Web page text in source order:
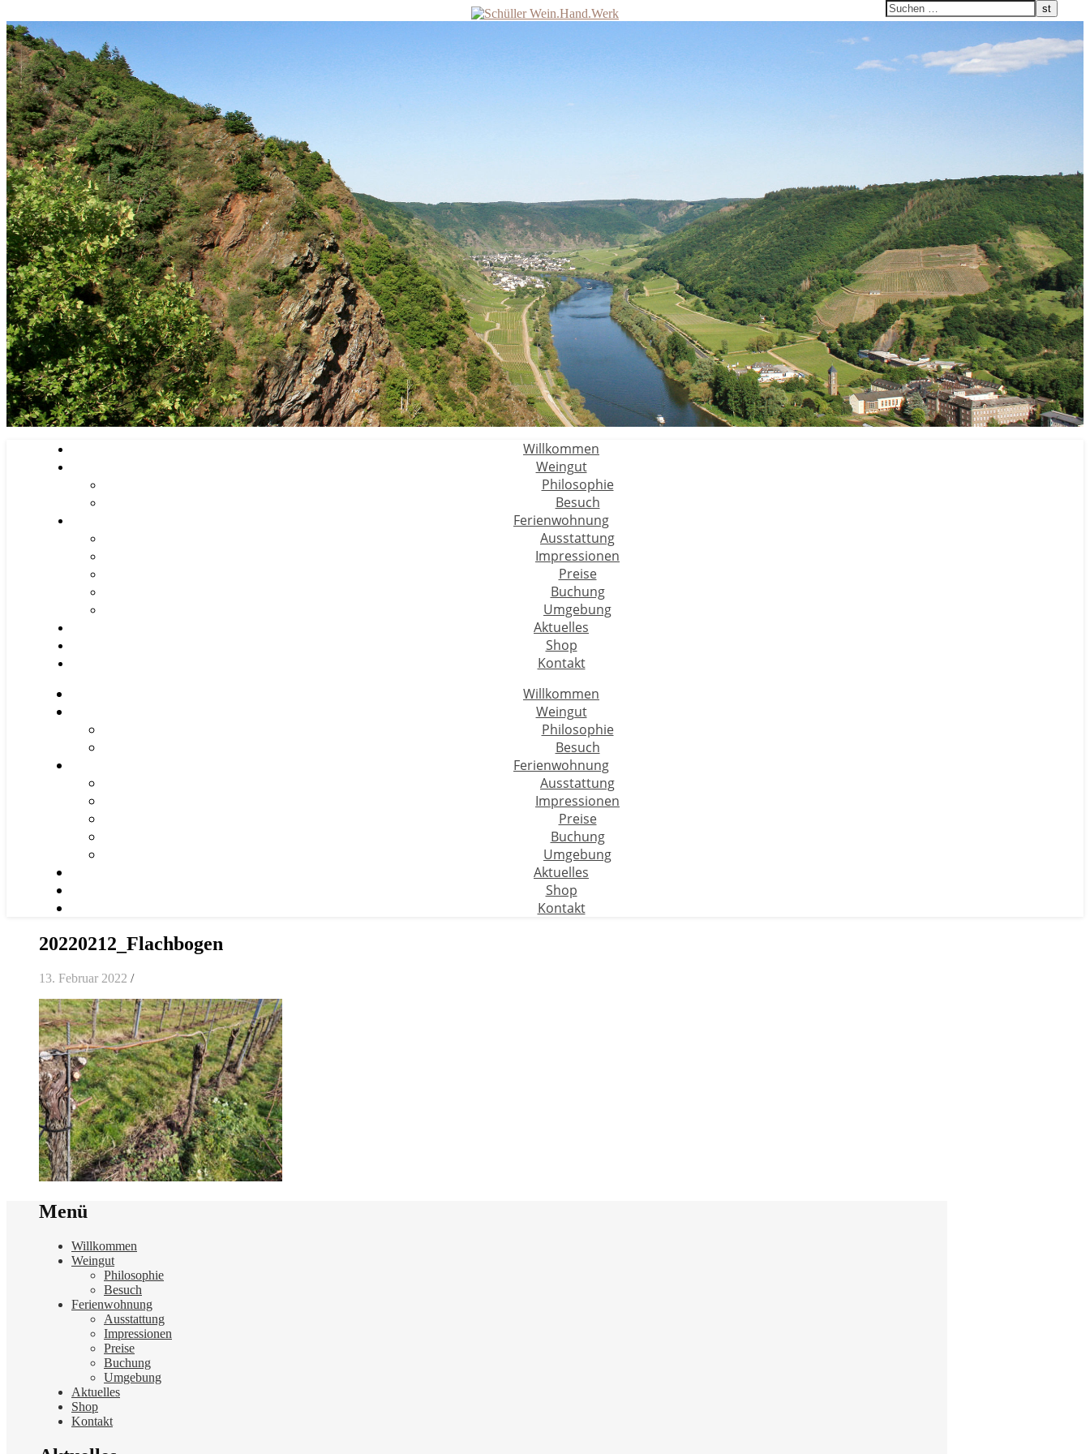
Willkommen
Weingut
Philosophie
Besuch
Ferienwohnung
Ausstattung
Impressionen
Preise
Buchung
Umgebung
Aktuelles
Shop
Kontakt
Willkommen
Weingut
Philosophie
Besuch
Ferienwohnung
Ausstattung
Impressionen
Preise
Buchung
Umgebung
Aktuelles
Shop
Kontakt
20220212_Flachbogen
13. Februar 2022 /
Menü
Willkommen
Weingut
Philosophie
Besuch
Ferienwohnung
Ausstattung
Impressionen
Preise
Buchung
Umgebung
Aktuelles
Shop
Kontakt